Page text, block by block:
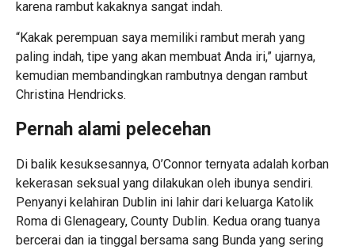
karena rambut kakaknya sangat indah.
“Kakak perempuan saya memiliki rambut merah yang
paling indah, tipe yang akan membuat Anda iri,” ujarnya,
kemudian membandingkan rambutnya dengan rambut
Christina Hendricks.
Pernah alami pelecehan
Di balik kesuksesannya, O’Connor ternyata adalah korban
kekerasan seksual yang dilakukan oleh ibunya sendiri.
Penyanyi kelahiran Dublin ini lahir dari keluarga Katolik
Roma di Glenageary, County Dublin. Kedua orang tuanya
bercerai dan ia tinggal bersama sang Bunda yang sering